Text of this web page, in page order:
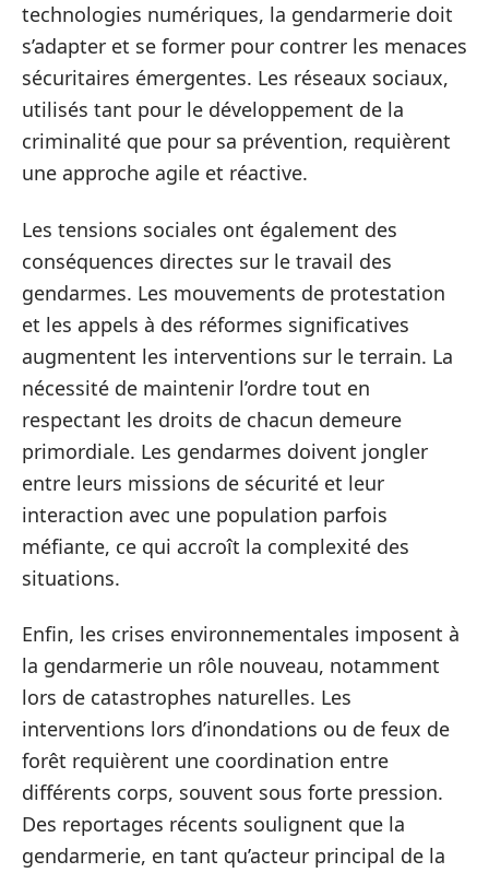
technologies numériques, la gendarmerie doit
s’adapter et se former pour contrer les menaces
sécuritaires émergentes. Les réseaux sociaux,
utilisés tant pour le développement de la
criminalité que pour sa prévention, requièrent
une approche agile et réactive.
Les tensions sociales ont également des
conséquences directes sur le travail des
gendarmes. Les mouvements de protestation
et les appels à des réformes significatives
augmentent les interventions sur le terrain. La
nécessité de maintenir l’ordre tout en
respectant les droits de chacun demeure
primordiale. Les gendarmes doivent jongler
entre leurs missions de sécurité et leur
interaction avec une population parfois
méfiante, ce qui accroît la complexité des
situations.
Enfin, les crises environnementales imposent à
la gendarmerie un rôle nouveau, notamment
lors de catastrophes naturelles. Les
interventions lors d’inondations ou de feux de
forêt requièrent une coordination entre
différents corps, souvent sous forte pression.
Des reportages récents soulignent que la
gendarmerie, en tant qu’acteur principal de la